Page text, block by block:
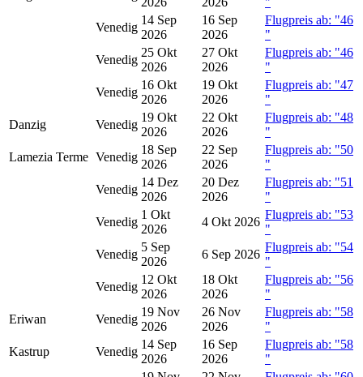
Venedig
14 Sep
2026
16 Sep
2026
Flugpreis ab: "46
"
Venedig
25 Okt
2026
27 Okt
2026
Flugpreis ab: "46
"
Venedig
16 Okt
2026
19 Okt
2026
Flugpreis ab: "47
"
Danzig
Venedig
19 Okt
2026
22 Okt
2026
Flugpreis ab: "48
"
Lamezia Terme Venedig
18 Sep
2026
22 Sep
2026
Flugpreis ab: "50
"
Venedig
14 Dez
2026
20 Dez
2026
Flugpreis ab: "51
"
Venedig
1 Okt
2026
4 Okt 2026
Flugpreis ab: "53
"
Venedig
5 Sep
2026
6 Sep 2026
Flugpreis ab: "54
"
Venedig
12 Okt
2026
18 Okt
2026
Flugpreis ab: "56
"
Eriwan
Venedig
19 Nov
2026
26 Nov
2026
Flugpreis ab: "58
"
Kastrup
Venedig
14 Sep
2026
16 Sep
2026
Flugpreis ab: "58
"